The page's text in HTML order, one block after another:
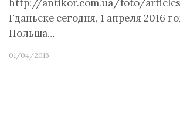
http://antikor.com.ua/foto/
Гданьске сегодня, 1 апреля 2016
Польша…
01/04/2016